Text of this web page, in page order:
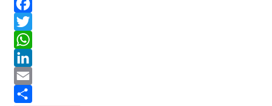
F
a
c
e
b
T
w
W
h
a
L
E